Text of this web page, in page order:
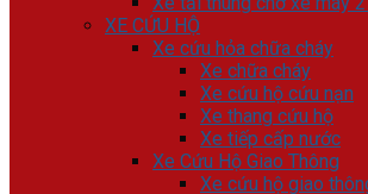
XE CỨU HỘ
Xe cứu hỏa chữa cháy
Xe chữa cháy
Xe cứu hộ cứu nạn
Xe thang cứu hộ
Xe tiếp cấp nước
Xe Cứu Hộ Giao Thông
Xe cứu hộ giao